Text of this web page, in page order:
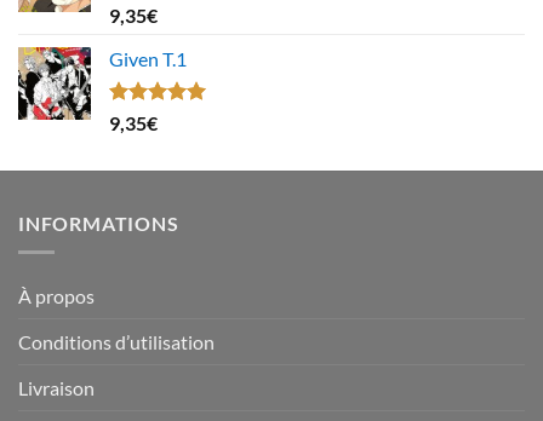
Note4.67
sur 5
9,35€
Given T.1
Note5.00
sur 5
9,35€
INFORMATIONS
À propos
Conditions d’utilisation
Livraison